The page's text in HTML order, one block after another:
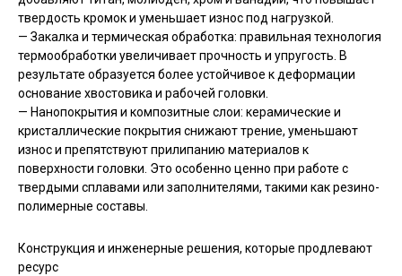
твердость кромок и уменьшает износ под нагрузкой.
— Закалка и термическая обработка: правильная технология
термообработки увеличивает прочность и упругость. В
результате образуется более устойчивое к деформации
основание хвостовика и рабочей головки.
— Нанопокрытия и композитные слои: керамические и
кристаллические покрытия снижают трение, уменьшают
износ и препятствуют прилипанию материалов к
поверхности головки. Это особенно ценно при работе с
твердыми сплавами или заполнителями, такими как резино-
полимерные составы.
Конструкция и инженерные решения, которые продлевают
ресурс